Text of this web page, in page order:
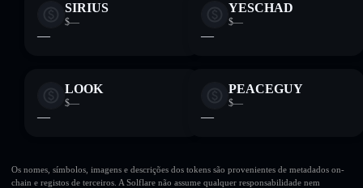
SIRIUS
$—
—
YESCHAD
$—
—
LOOK
$—
—
PEACEGUY
$—
—
Os nomes, símbolos, imagens e descrições dos tokens são provenientes de metadados on-
chain e registos de terceiros. A Solflare não assume qualquer responsabilidade nem